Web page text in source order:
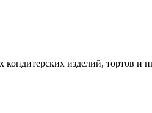
изделий, тортов и